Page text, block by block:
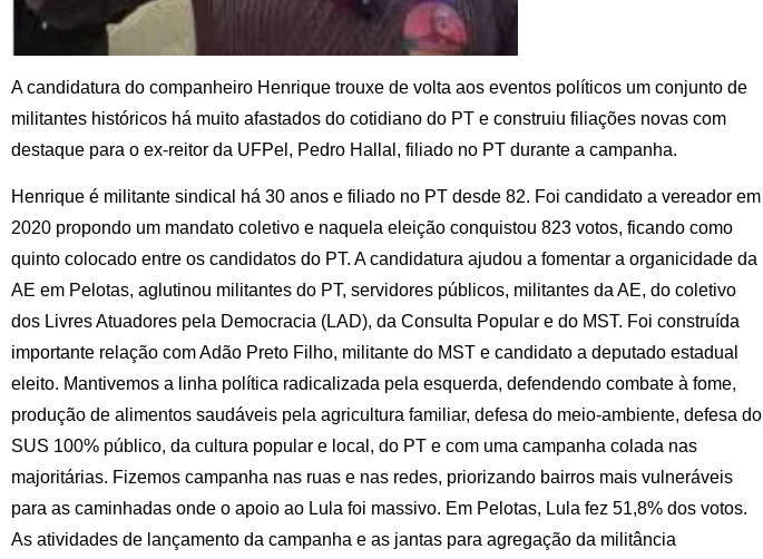
A candidatura do companheiro Henrique trouxe de volta aos eventos políticos um conjunto de
militantes históricos há muito afastados do cotidiano do PT e construiu filiações novas com
destaque para o ex-reitor da UFPel, Pedro Hallal, filiado no PT durante a campanha.
Henrique é militante sindical há 30 anos e filiado no PT desde 82. Foi candidato a vereador em
2020 propondo um mandato coletivo e naquela eleição conquistou 823 votos, ficando como
quinto colocado entre os candidatos do PT. A candidatura ajudou a fomentar a organicidade da
AE em Pelotas, aglutinou militantes do PT, servidores públicos, militantes da AE, do coletivo
dos Livres Atuadores pela Democracia (LAD), da Consulta Popular e do MST. Foi construída
importante relação com Adão Preto Filho, militante do MST e candidato a deputado estadual
eleito. Mantivemos a linha política radicalizada pela esquerda, defendendo combate à fome,
produção de alimentos saudáveis pela agricultura familiar, defesa do meio-ambiente, defesa do
SUS 100% público, da cultura popular e local, do PT e com uma campanha colada nas
majoritárias. Fizemos campanha nas ruas e nas redes, priorizando bairros mais vulneráveis
para as caminhadas onde o apoio ao Lula foi massivo. Em Pelotas, Lula fez 51,8% dos votos.
As atividades de lançamento da campanha e as jantas para agregação da militância